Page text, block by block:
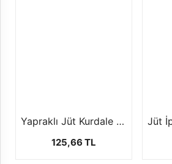
Yapraklı Jüt Kurdale (10 mt)
125,66 TL